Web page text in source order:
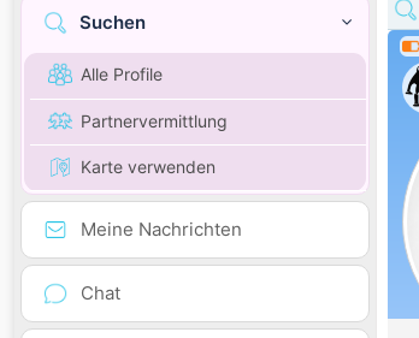
Suchen
Alle Profile
Partnervermittlung
Karte verwenden
Meine Nachrichten
Chat